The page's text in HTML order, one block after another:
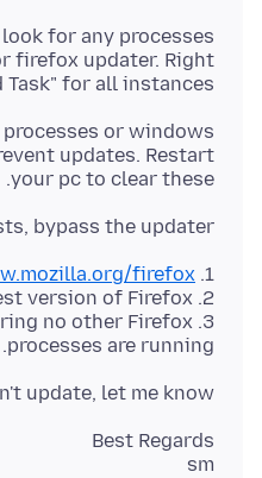
for any processes
firefox updater. Right
for all instances.
or windows
updates. Restart
your pc to clear these.
bypass the updater:
1. Visit
firefox
no other Firefox
processes are running.
update, let me know.
sm